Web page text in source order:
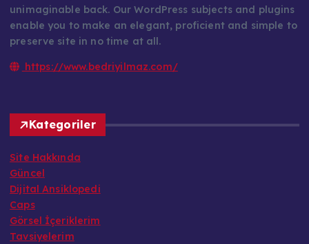
unimaginable back. Our WordPress subjects and plugins
enable you to make an elegant, proficient and simple to
preserve site in no time at all.
https://www.bedriyilmaz.com/
Kategoriler
Site Hakkında
Güncel
Dijital Ansiklopedi
Caps
Görsel İçeriklerim
Tavsiyelerim